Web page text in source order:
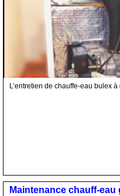
L’entretien de chauffe-eau bulex
Maintenance chauff-eau